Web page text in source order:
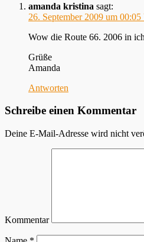
amanda kristina sagt:
26. September 2009 um
Wow die Route 66. 2006 in
Grüße
Amanda
Antworten
Schreibe einen Kommentar
Deine E-Mail-Adresse wird nicht
Kommentar